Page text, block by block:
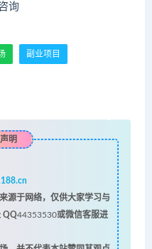
询
副业项目
明
源于网络，仅供大家学习与
QQ44353530或微信客服进